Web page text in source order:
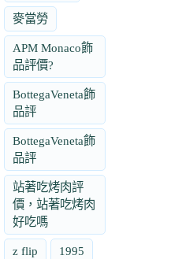
麥當勞
APM Monaco飾
品評價?
BottegaVeneta飾
品評
BottegaVeneta飾
品評
站著吃烤肉評
價，站著吃烤肉
好吃嗎
z flip 1995